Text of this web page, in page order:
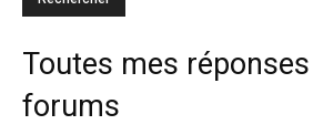
Toutes mes
forums